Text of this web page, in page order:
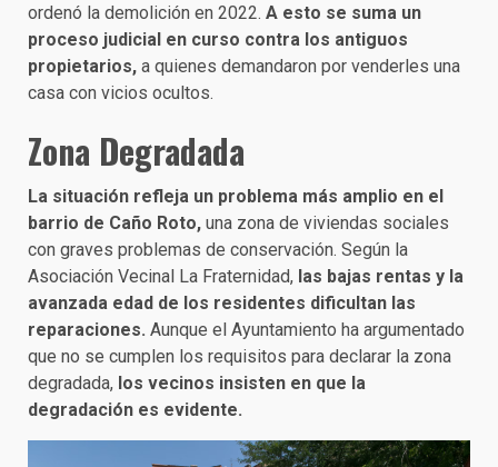
ordenó la demolición en 2022. A esto se suma un
proceso judicial en curso contra los antiguos
propietarios, a quienes demandaron por venderles una
casa con vicios ocultos.
Zona Degradada
La situación refleja un problema más amplio en el
barrio de Caño Roto, una zona de viviendas sociales
con graves problemas de conservación. Según la
Asociación Vecinal La Fraternidad, las bajas rentas y la
avanzada edad de los residentes dificultan las
reparaciones. Aunque el Ayuntamiento ha argumentado
que no se cumplen los requisitos para declarar la zona
degradada, los vecinos insisten en que la
degradación es evidente.